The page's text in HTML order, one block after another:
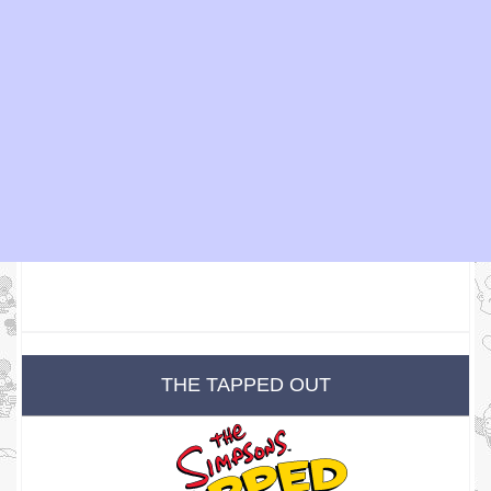
THE TAPPED OUT